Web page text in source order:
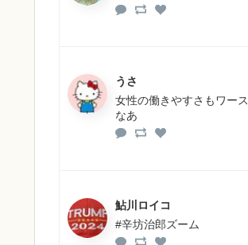
うさ
女性の働きやすさもワー
なあ
鮎川ロイコ
#辛坊治郎ズーム